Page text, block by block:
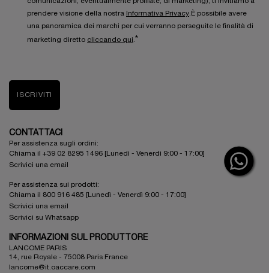
prendere visione della nostra
Informativa Privacy .È possibile avere
una panoramica dei marchi per cui verranno perseguite le finalità di
marketing diretto cliccando qui *
ISCRIVITI
CONTATTACI
Per assistenza sugli ordini:
Chiama il +39 02 8295 1496 [Lunedì - Venerdì 9:00 - 17:00]
Scrivici una email
Per assistenza sui prodotti:
Chiama il 800 916 485 [Lunedì - Venerdì 9:00 - 17:00]
Scrivici una email
Scrivici su Whatsapp
INFORMAZIONI SUL PRODUTTORE
LANCOME PARIS
14, rue Royale - 75008 Paris France
lancome@it.oaccare.com